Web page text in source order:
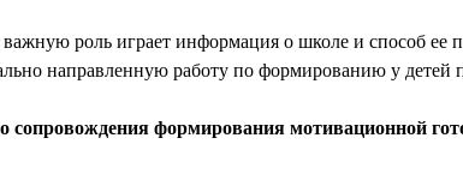
роль играет информация о школе и способ ее
направленную работу по формированию у
сопровождения формирования мотивационной